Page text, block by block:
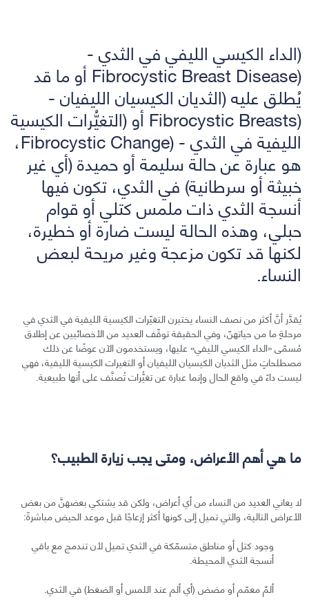
(الداء الكيسي الليفي في الثدي -
(Fibrocystic Breast Disease أو ما قد
يُطلق عليه (الثديان الكيسيان الليفيان -
(Fibrocystic Breasts أو (التغيُّرات الكيسية
الليفية في الثدي - (Fibrocystic Change،
هو عبارة عن حالة سليمة أو حميدة (أي غير
خبيثة أو سرطانية) في الثدي، تكون فيها
أنسجة الثدي ذات ملمس كتلي أو قوام
حبلي، وهذه الحالة ليست ضارة أو خطيرة،
لكنها قد تكون مزعجة وغير مريحة لبعض
النساء.
يُقدَّر أنَّ أكثر من نصف النساء يختبرن التغيّرات الكيسية الليفية في الثدي في
مرحلةٍ ما من حياتهنّ، وفي الحقيقة توقّف العديد من الأخصائيين عن إطلاق
مُسمّى «الداء الكيسي الليفي» عليها، ويستخدمون الآن عوضًا عن ذلك
مصطلحاتٍ مثل الثديان الكيسيان الليفيان أو التغيرات الكيسية الليفية، فهي
ليست داءً في واقع الحال وإنما عبارة عن تغيُّرات تُصنَّف على أنها طبيعية.
ما هي أهم الأعراض، ومتى يجب زيارة الطبيب؟
لا يعاني العديد من النساء من أي أعراض، ولكن قد يشتكي بعضهنَّ من بعض
الأعراض التالية، والتي تميل إلى كونها أكثر إزعاجًا قبل موعد الحيض مباشرةً:
وجود كتل أو مناطق متسمّكة في الثدي تميل لأن تندمج مع باقي
أنسجة الثدي المحيطة.
ألمٌ معمّم أو مضض (أي ألم عند اللمس أو الضغط) في الثدي.